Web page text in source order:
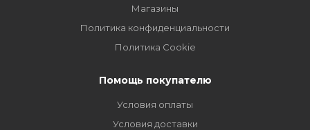
Магазины
Политика конфиденциальности
Политика Cookie
Помощь покупателю
Условия оплаты
Условия доставки